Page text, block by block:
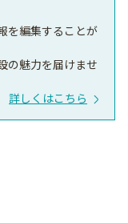
を編集することが
の魅力を届けませ
詳しくはこちら